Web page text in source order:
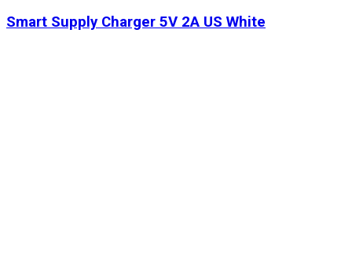
Smart Supply Charger 5V 2A US White